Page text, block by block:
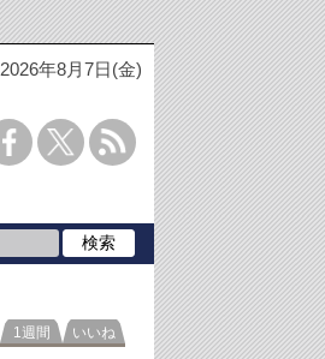
2026年8月7日(金)
1週間 いいね